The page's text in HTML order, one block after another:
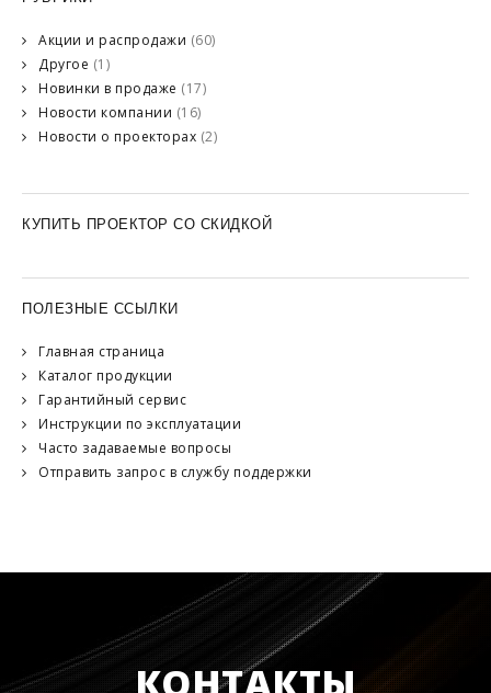
Акции и распродажи (60)
Другое (1)
Новинки в продаже (17)
Новости компании (16)
Новости о проекторах (2)
КУПИТЬ ПРОЕКТОР СО СКИДКОЙ
ПОЛЕЗНЫЕ ССЫЛКИ
Главная страница
Каталог продукции
Гарантийный сервис
Инструкции по эксплуатации
Часто задаваемые вопросы
Отправить запрос в службу поддержки